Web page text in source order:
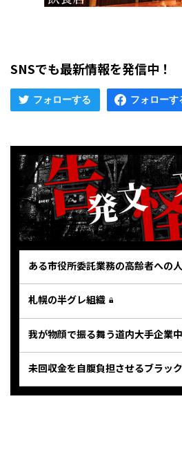
SNSでも最新情報を発信中！
ある市役所委託業務の高齢者への
札幌の半グレ組織
我が物顔で振る舞う道内大手企業
未回収金を自腹負担させるブラッ